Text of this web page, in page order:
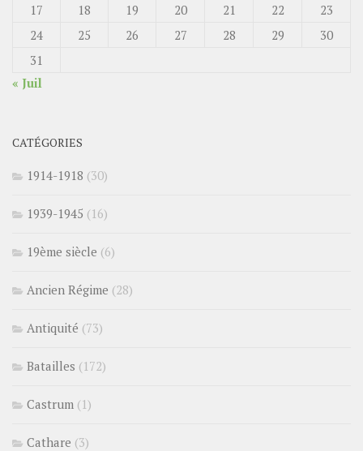
17
18 19 20 21 22
23
24
25 26 27 28 29
30
31
« Juil
CATÉGORIES
1914-1918 (30)
1939-1945 (16)
19ème siècle (6)
Ancien Régime (28)
Antiquité (73)
Batailles (172)
Castrum (1)
Cathare (3)